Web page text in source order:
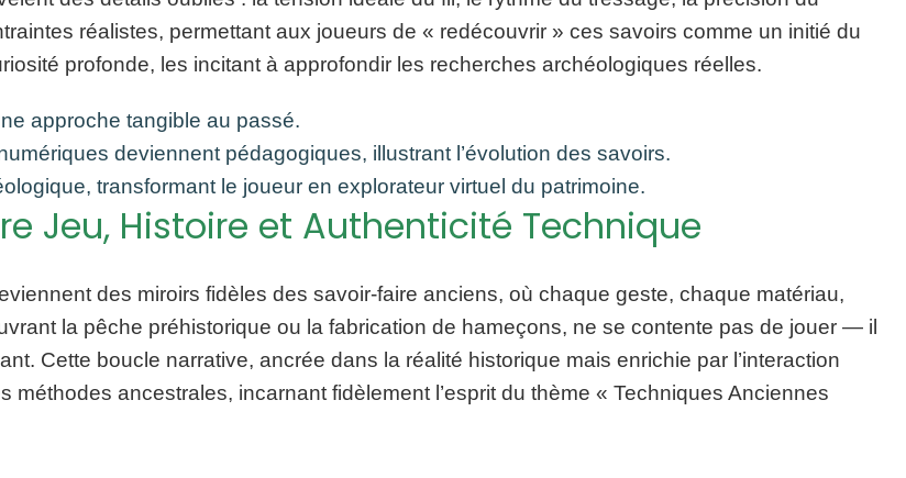
réalistes, permettant aux joueurs de « redécouvrir » ces savoirs comme un initié du
profonde, les incitant à approfondir les recherches archéologiques réelles.
approche tangible au passé.
deviennent pédagogiques, illustrant l’évolution des savoirs.
transformant le joueur en explorateur virtuel du patrimoine.
Jeu, Histoire et Authenticité Technique
des miroirs fidèles des savoir-faire anciens, où chaque geste, chaque matériau,
la pêche préhistorique ou la fabrication de hameçons, ne se contente pas de jouer — il
Cette boucle narrative, ancrée dans la réalité historique mais enrichie par l’interaction
ancestrales, incarnant fidèlement l’esprit du thème « Techniques Anciennes